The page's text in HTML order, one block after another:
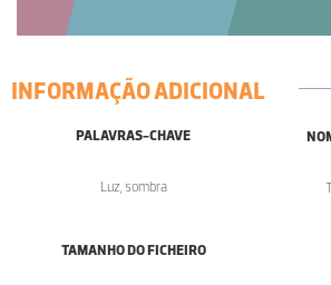
INFORMAÇÃO ADICIONAL
PALAVRAS-CHAVE
Luz, sombra
TAMANHO DO FICHEIRO